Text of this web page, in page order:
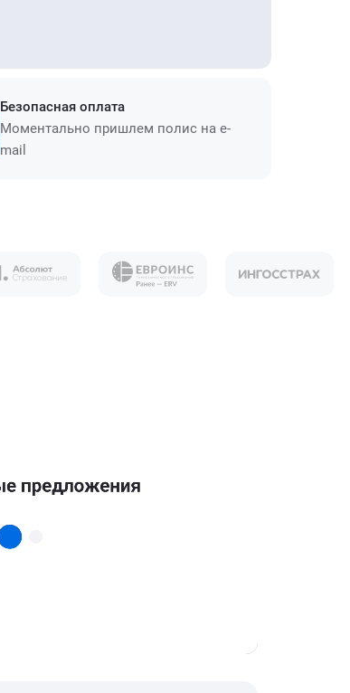
Безопасная оплата
Моментально пришлем полис на e-
mail